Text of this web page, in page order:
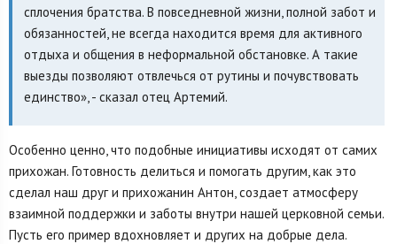
сплочения братства. В повседневной жизни, полной забот и
обязанностей, не всегда находится время для активного
отдыха и общения в неформальной обстановке. А такие
выезды позволяют отвлечься от рутины и почувствовать
единство», - сказал отец Артемий.
Особенно ценно, что подобные инициативы исходят от самих
прихожан. Готовность делиться и помогать другим, как это
сделал наш друг и прихожанин Антон, создает атмосферу
взаимной поддержки и заботы внутри нашей церковной семьи.
Пусть его пример вдохновляет и других на добрые дела.